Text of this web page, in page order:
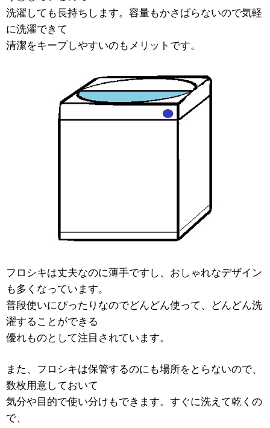
洗濯しても長持ちします。容量もかさばらないので気軽
に洗濯できて
清潔をキープしやすいのもメリットです。
フロシキは丈夫なのに薄手ですし、おしゃれなデザイン
も多くなっています。
普段使いにぴったりなのでどんどん使って、どんどん洗
濯することができる
優れものとして注目されています。
また、フロシキは保管するのにも場所をとらないので、
数枚用意しておいて
気分や目的で使い分けもできます。すぐに洗えて乾くの
で、